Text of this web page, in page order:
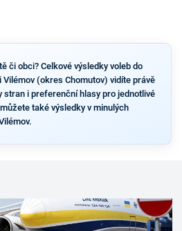
či obci? Celkové výsledky voleb do
(okres Chomutov) vidíte právě
stran i preferenční hlasy pro jednotlivé
také výsledky v minulých